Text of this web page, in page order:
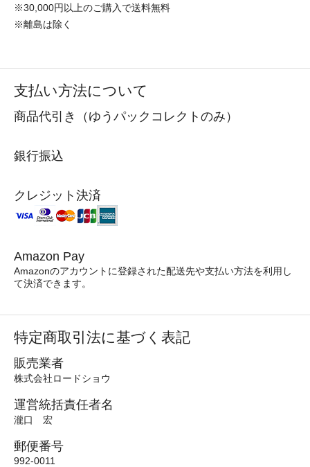
※30,000円以上のご購入で送料無料
※離島は除く
支払い方法について
商品代引き（ゆうパックコレクトのみ）
銀行振込
クレジット決済
Amazon Pay
Amazonのアカウントに登録された配送先や支払い方法を利用し
て決済できます。
特定商取引法に基づく表記
販売業者
株式会社ロードショウ
運営統括責任者名
瀧口 宏
郵便番号
992-0011